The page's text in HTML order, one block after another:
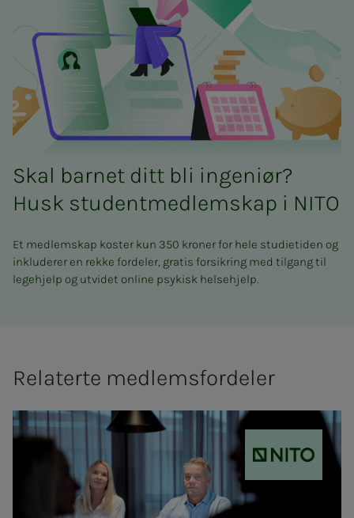
Skal barnet ditt bli ingeniør?
Husk studentmedlemskap i NITO
Et medlemskap koster kun 350 kroner for hele studietiden og
inkluderer en rekke fordeler, gratis forsikring med tilgang til
legehjelp og utvidet online psykisk helsehjelp.
Relaterte medlemsfordeler
NITO